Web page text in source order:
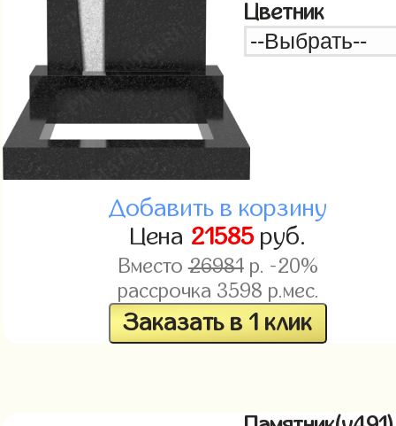
Цветник
Добавить в корзину
Цена 21585руб.
Вместо26981р. -20%
рассрочка 3598 р.мес.
Заказать в 1 клик